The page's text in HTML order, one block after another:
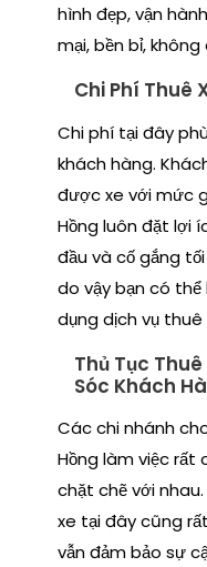
hình đẹp, vận
mại, bền bỉ,
Chi Phí Thuê
Chi phí tại đây
khách hàng.
được xe với mức
Hồng luôn đặt lợi
đầu và cố gắng
do vậy bạn có
dụng dịch vụ thuê
Thủ Tục
Sóc Khách
Các chi nhánh
Hồng làm việc rất
chặt chẽ với
xe tại đây cũng
vẫn đảm bảo sự